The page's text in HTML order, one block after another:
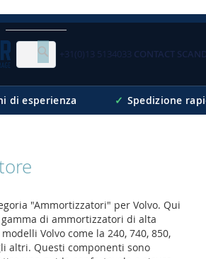
Cerca
+31(0)13 5134033 CONTACT
di esperienza ✓ Spedizione
"Ammortizzatori" per Volvo. Qui
di ammortizzatori di alta
Volvo come la 240, 740, 850,
altri. Questi componenti sono